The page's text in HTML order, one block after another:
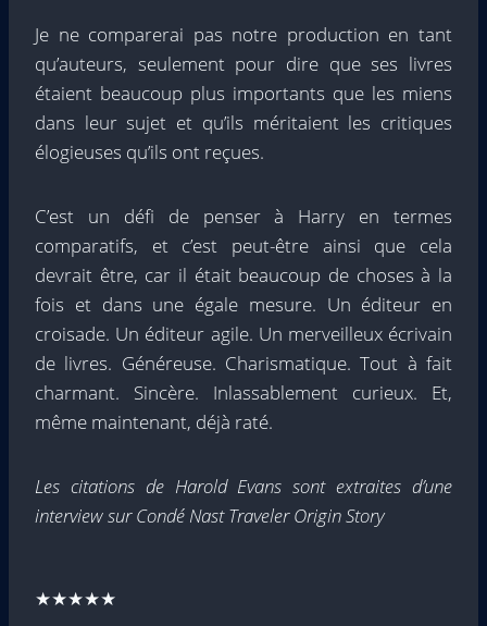
Je ne comparerai pas notre production en tant
qu’auteurs, seulement pour dire que ses livres
étaient beaucoup plus importants que les miens
dans leur sujet et qu’ils méritaient les critiques
élogieuses qu’ils ont reçues.
C’est un défi de penser à Harry en termes
comparatifs, et c’est peut-être ainsi que cela
devrait être, car il était beaucoup de choses à la
fois et dans une égale mesure. Un éditeur en
croisade. Un éditeur agile. Un merveilleux écrivain
de livres. Généreuse. Charismatique. Tout à fait
charmant. Sincère. Inlassablement curieux. Et,
même maintenant, déjà raté.
Les citations de Harold Evans sont extraites d’une
interview sur Condé Nast Traveler Origin Story
★★★★★